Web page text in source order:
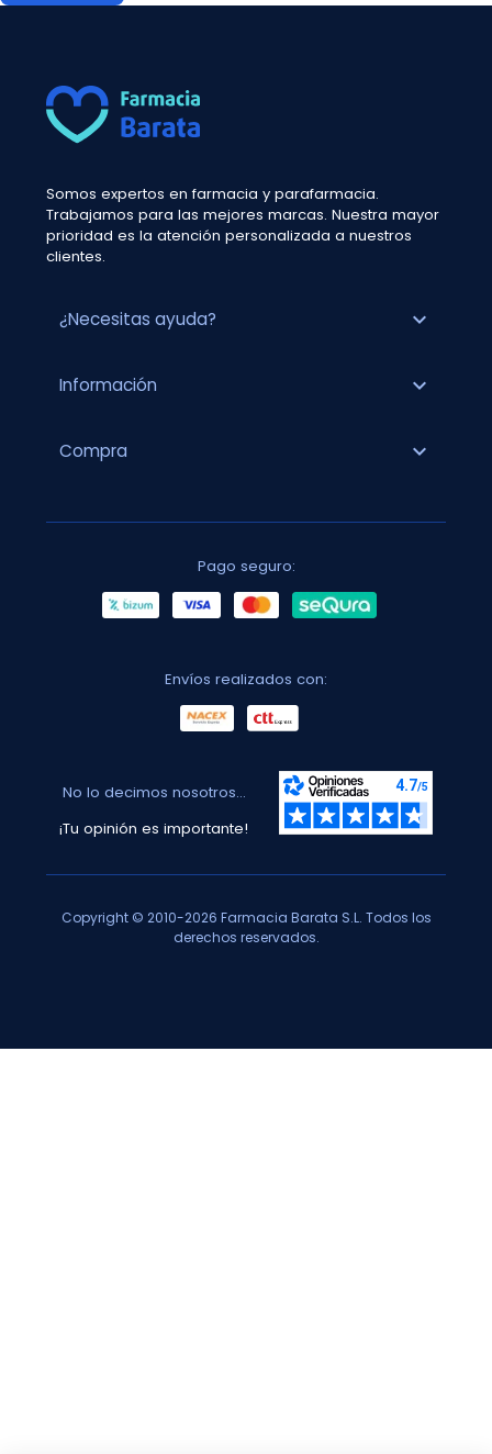
Somos expertos en farmacia y parafarmacia.
Trabajamos para las mejores marcas. Nuestra mayor
prioridad es la atención personalizada a nuestros
clientes.
¿Necesitas ayuda? expand_more
Información expand_more
Compra expand_more
Pago seguro:
Envíos realizados con:
No lo decimos nosotros...
¡Tu opinión es importante!
Copyright © 2010-2026 Farmacia Barata S.L. Todos los
derechos reservados.